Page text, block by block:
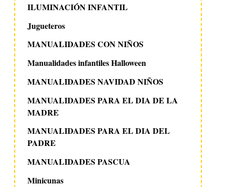
ILUMINACIÓN INFANTIL
Jugueteros
MANUALIDADES CON NIÑOS
Manualidades infantiles Halloween
MANUALIDADES NAVIDAD NIÑOS
MANUALIDADES PARA EL DIA DE LA
MADRE
MANUALIDADES PARA EL DIA DEL
PADRE
MANUALIDADES PASCUA
Minicunas